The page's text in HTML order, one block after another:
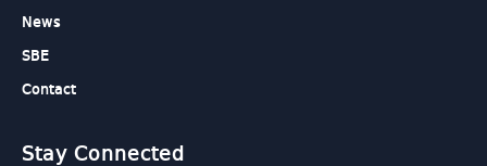
News
SBE
Contact
Stay Connected